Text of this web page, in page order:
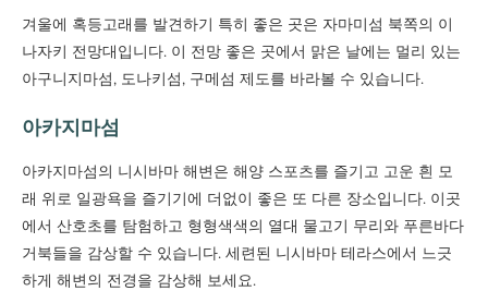
겨울에 혹등고래를 발견하기 특히 좋은 곳은 자마미섬 북쪽의 이
나자키 전망대입니다. 이 전망 좋은 곳에서 맑은 날에는 멀리 있는
아구니지마섬, 도나키섬, 구메섬 제도를 바라볼 수 있습니다.
아카지마섬
아카지마섬의 니시바마 해변은 해양 스포츠를 즐기고 고운 흰 모
래 위로 일광욕을 즐기기에 더없이 좋은 또 다른 장소입니다. 이곳
에서 산호초를 탐험하고 형형색색의 열대 물고기 무리와 푸른바다
거북들을 감상할 수 있습니다. 세련된 니시바마 테라스에서 느긋
하게 해변의 전경을 감상해 보세요.